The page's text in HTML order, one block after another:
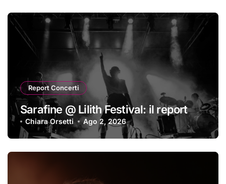
Report Concerti
Sarafine @ Lilith Festival: il report
Chiara Orsetti Ago 2, 2026